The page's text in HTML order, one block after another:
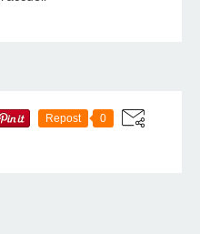
Repost 0